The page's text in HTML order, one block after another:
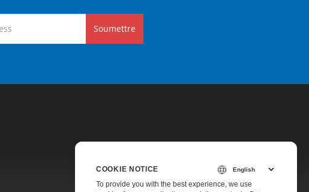
Soumettre
Tarification
COOKIE NOTICE
To provide you with the best experience, we use